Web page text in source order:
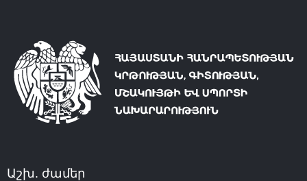
Աշխ. ժամեր